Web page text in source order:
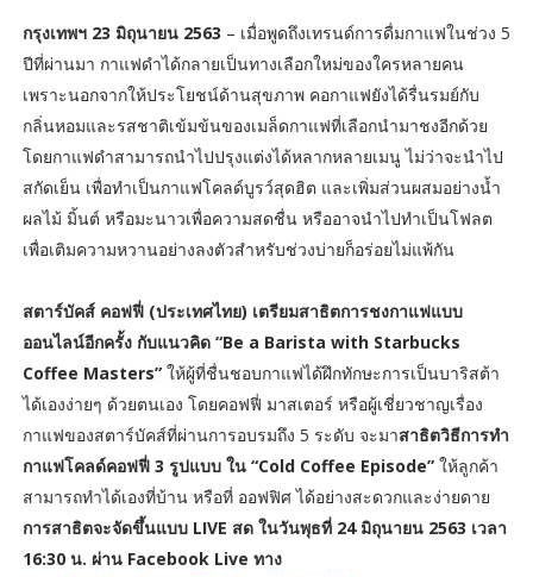
กรุงเทพฯ 23 มิถุนายน 2563 – เมื่อพูดถึงเทรนด์การดื่มกาแฟในช่วง 5
ปีที่ผ่านมา กาแฟดำได้กลายเป็นทางเลือกใหม่ของใครหลายคน
เพราะนอกจากให้ประโยชน์ด้านสุขภาพ คอกาแฟยังได้รื่นรมย์กับ
กลิ่นหอมและรสชาติเข้มข้นของเมล็ดกาแฟที่เลือกนำมาชงอีกด้วย
โดยกาแฟดำสามารถนำไปปรุงแต่งได้หลากหลายเมนู ไม่ว่าจะนำไป
สกัดเย็น เพื่อทำเป็นกาแฟโคลด์บูรว์สุดฮิต และเพิ่มส่วนผสมอย่างน้ำ
ผลไม้ มิ้นต์ หรือมะนาวเพื่อความสดชื่น หรืออาจนำไปทำเป็นโฟลต
เพื่อเติมความหวานอย่างลงตัวสำหรับช่วงบ่ายก็อร่อยไม่แพ้กัน
สตาร์บัคส์ คอฟฟี่ (ประเทศไทย) เตรียมสาธิตการชงกาแฟแบบ
ออนไลน์อีกครั้ง กับแนวคิด “Be a Barista with Starbucks
Coffee Masters”ให้ผู้ที่ชื่นชอบกาแฟได้ฝึกทักษะการเป็นบาริสต้า
ได้เองง่ายๆ ด้วยตนเอง โดยคอฟฟี่ มาสเตอร์ หรือผู้เชี่ยวชาญเรื่อง
กาแฟของสตาร์บัคส์ที่ผ่านการอบรมถึง 5 ระดับ จะมาสาธิตวิธีการทำ
กาแฟโคลด์คอฟฟี่ 3 รูปแบบ ใน “Cold Coffee Episode” ให้ลูกค้า
สามารถทำได้เองที่บ้าน หรือที่ ออฟฟิศ ได้อย่างสะดวกและง่ายดาย
การสาธิตจะจัดขึ้นแบบ LIVE สด ในวันพุธที่ 24 มิถุนายน 2563 เวลา
16:30 น. ผ่าน Facebook Live ทาง